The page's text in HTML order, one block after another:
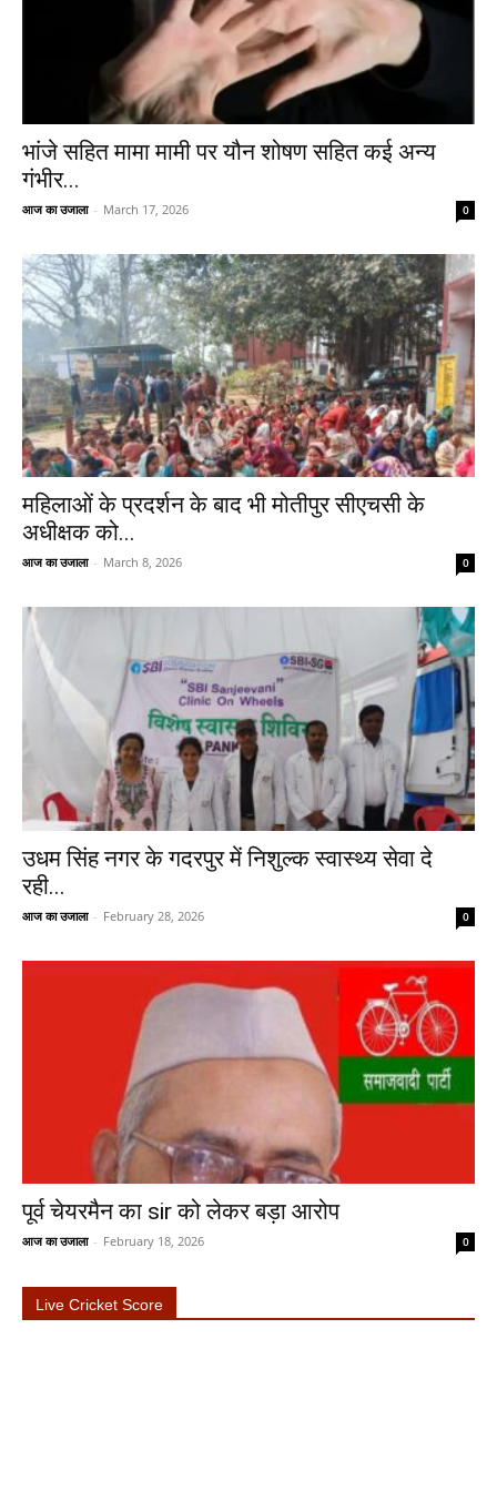
भांजे सहित मामा मामी पर यौन शोषण सहित कई अन्य
गंभीर...
आज का उजाला - March 17, 2026 0
महिलाओं के प्रदर्शन के बाद भी मोतीपुर सीएचसी के
अधीक्षक को...
आज का उजाला - March 8, 2026 0
उधम सिंह नगर के गदरपुर में निशुल्क स्वास्थ्य सेवा दे
रही...
आज का उजाला - February 28, 2026 0
पूर्व चेयरमैन का sir को लेकर बड़ा आरोप
आज का उजाला - February 18, 2026 0
Live Cricket Score